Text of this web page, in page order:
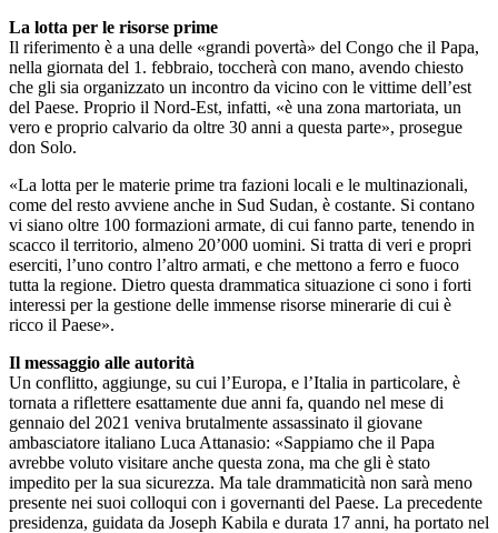
La lotta per le risorse prime
Il riferimento è a una delle «grandi povertà» del Congo che il Papa,
nella giornata del 1. febbraio, toccherà con mano, avendo chiesto
che gli sia organizzato un incontro da vicino con le vittime dell’est
del Paese. Proprio il Nord-Est, infatti, «è una zona martoriata, un
vero e proprio calvario da oltre 30 anni a questa parte», prosegue
don Solo.
«La lotta per le materie prime tra fazioni locali e le multinazionali,
come del resto avviene anche in Sud Sudan, è costante. Si contano
vi siano oltre 100 formazioni armate, di cui fanno parte, tenendo in
scacco il territorio, almeno 20’000 uomini. Si tratta di veri e propri
eserciti, l’uno contro l’altro armati, e che mettono a ferro e fuoco
tutta la regione. Dietro questa drammatica situazione ci sono i forti
interessi per la gestione delle immense risorse minerarie di cui è
ricco il Paese».
Il messaggio alle autorità
Un conflitto, aggiunge, su cui l’Europa, e l’Italia in particolare, è
tornata a riflettere esattamente due anni fa, quando nel mese di
gennaio del 2021 veniva brutalmente assassinato il giovane
ambasciatore italiano Luca Attanasio: «Sappiamo che il Papa
avrebbe voluto visitare anche questa zona, ma che gli è stato
impedito per la sua sicurezza. Ma tale drammaticità non sarà meno
presente nei suoi colloqui con i governanti del Paese. La precedente
presidenza, guidata da Joseph Kabila e durata 17 anni, ha portato nel